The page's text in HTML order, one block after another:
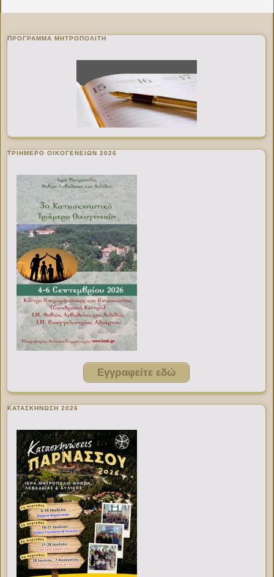
ΠΡΌΓΡΑΜΜΑ ΜΗΤΡΟΠΟΛΊΤΗ
ΤΡΙΗΜΕΡΟ ΟΙΚΟΓΕΝΕΙΩΝ 2026
Εγγραφείτε εδώ
ΚΑΤΑΣΚΗΝΩΣΗ 2026